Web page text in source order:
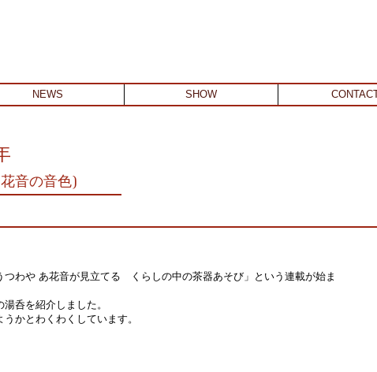
NEWS SHOW
音の音色)
つわや あ花音が見立てる くらしの中の茶器あそび」という連載が始ま
呑を紹介しました。
かとわくわくしています。